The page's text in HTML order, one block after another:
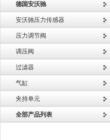
德国安沃驰
安沃驰压力传感器
压力调节阀
调压阀
过滤器
气缸
夹持单元
全部产品列表